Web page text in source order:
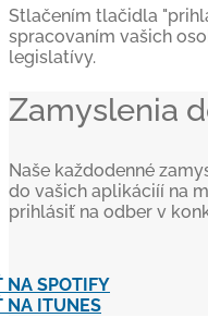
Stlačením tlačidla
spracovaním vašich
legislatívy.
Zamyslenia
Naše každodenné
do vašich aplikáciíí na
prihlásiť na odber v
NA SPOTIFY
NA ITUNES